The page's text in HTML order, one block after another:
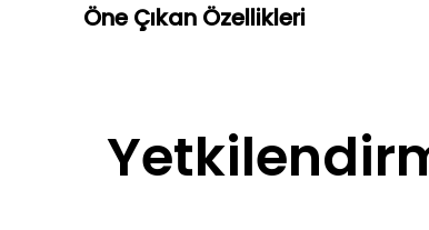
Öne Çıkan Özellikleri